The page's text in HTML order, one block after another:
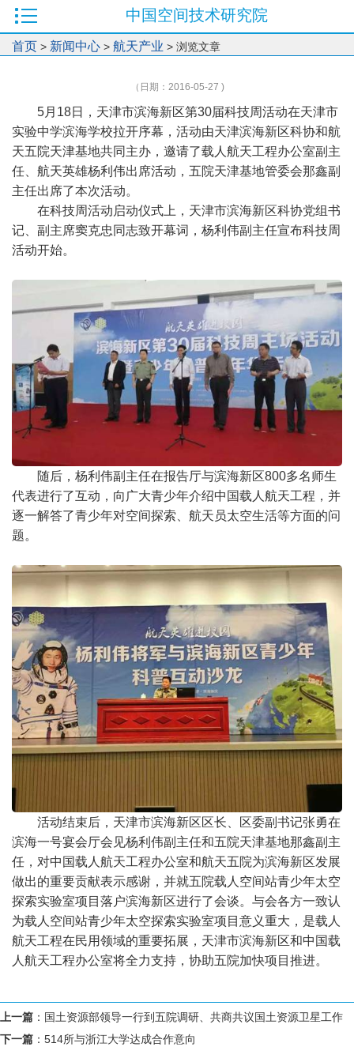
中国空间技术研究院
首页 > 新闻中心 > 航天产业 > 浏览文章
（日期：2016-05-27 )
5月18日，天津市滨海新区第30届科技周活动在天津市
实验中学滨海学校拉开序幕，活动由天津滨海新区科协和航
天五院天津基地共同主办，邀请了载人航天工程办公室副主
任、航天英雄杨利伟出席活动，五院天津基地管委会那鑫副
主任出席了本次活动。
在科技周活动启动仪式上，天津市滨海新区科协党组书
记、副主席窦克忠同志致开幕词，杨利伟副主任宣布科技周
活动开始。
随后，杨利伟副主任在报告厅与滨海新区800多名师生
代表进行了互动，向广大青少年介绍中国载人航天工程，并
逐一解答了青少年对空间探索、航天员太空生活等方面的问
题。
活动结束后，天津市滨海新区区长、区委副书记张勇在
滨海一号宴会厅会见杨利伟副主任和五院天津基地那鑫副主
任，对中国载人航天工程办公室和航天五院为滨海新区发展
做出的重要贡献表示感谢，并就五院载人空间站青少年太空
探索实验室项目落户滨海新区进行了会谈。与会各方一致认
为载人空间站青少年太空探索实验室项目意义重大，是载人
航天工程在民用领域的重要拓展，天津市滨海新区和中国载
人航天工程办公室将全力支持，协助五院加快项目推进。
上一篇 ： 国土资源部领导一行到五院调研、共商共议国土资源卫星工作
下一篇 ： 514所与浙江大学达成合作意向